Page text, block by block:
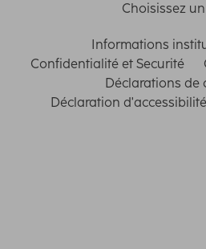
Choisissez
Informations
Confidentialité et Securité
Déclarations de
Déclaration d'accessibilité